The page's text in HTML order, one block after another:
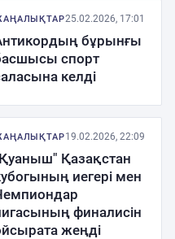
25.02.2026, 17:01
бұрынғы
спорт
келді
19.02.2026, 22:09
Қазақстан
иегері мен
финалисін
жеңді